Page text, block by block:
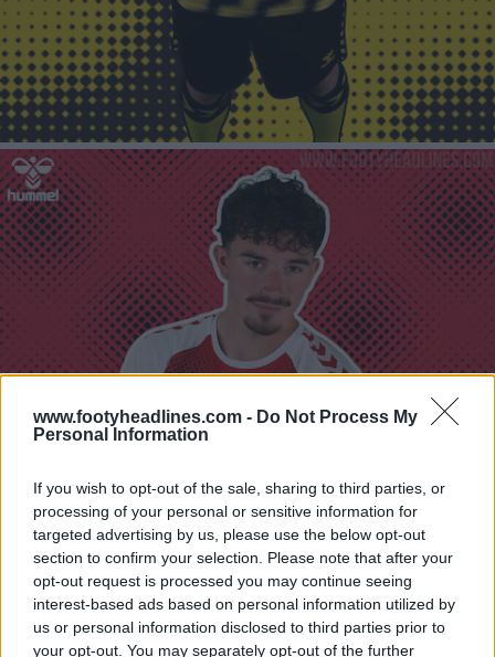
www.footyheadlines.com - Do Not Process My
Personal Information
If you wish to opt-out of the sale, sharing to third parties, or
processing of your personal or sensitive information for
targeted advertising by us, please use the below opt-out
section to confirm your selection. Please note that after your
opt-out request is processed you may continue seeing
interest-based ads based on personal information utilized by
us or personal information disclosed to third parties prior to
your opt-out. You may separately opt-out of the further